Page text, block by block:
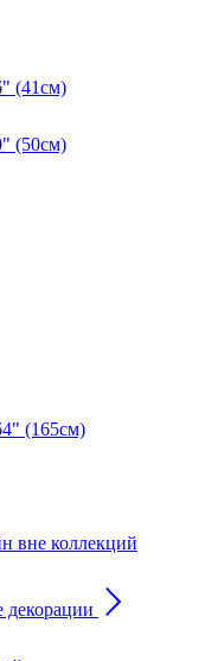
(41см)
(50см)
(165см)
вне коллекций
декорации